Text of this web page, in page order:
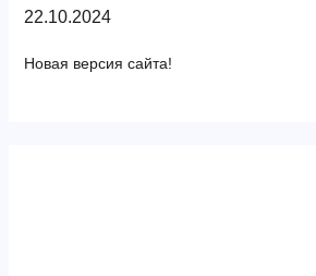
22.10.2024
Новая версия сайта!